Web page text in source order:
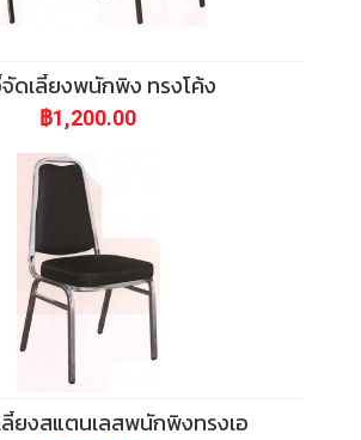
จัดเลี้ยงพนักพิง ทรงโค้ง
฿1,200.00
ลี้ยงสแตนเลสพนักพิงทรงเอ